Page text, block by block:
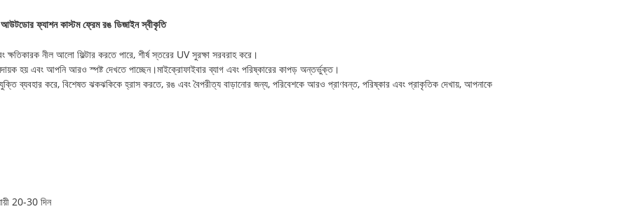
আউটডোর ফ্যাশন কাস্টম ফ্রেম রঙ ডিজাইন স্বীকৃতি
নীল আলো ফিল্টার করতে পারে, শীর্ষ স্তরের UV সুরক্ষা সরবরাহ করে।
হয় এবং আপনি আরও স্পষ্ট দেখতে পাচ্ছেন।মাইক্রোফাইবার ব্যাগ এবং পরিষ্কারের কাপড় অন্তর্ভুক্ত।
ব্যবহার করে, বিশেষত ঝকঝকিকে হ্রাস করতে, রঙ এবং বৈপরীত্য বাড়ানোর জন্য, পরিবেশকে আরও প্রাণবন্ত, পরিষ্কার এবং প্রাকৃতিক দেখায়, আপনাকে
20-30 দিন